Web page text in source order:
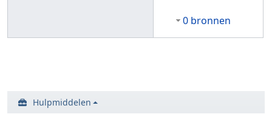
0 bronnen
Hulpmiddelen